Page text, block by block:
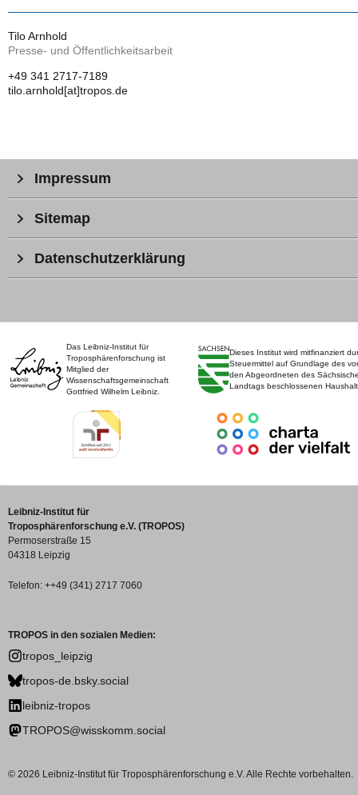
Tilo Arnhold
Presse- und Öffentlichkeitsarbeit
+49 341 2717-7189
tilo.arnhold[at]tropos.de
Das Leibniz-Institut für
Troposphärenforschung ist
Mitglied der
Wissenschaftsgemeinschaft
Gottfried Wilhelm Leibniz.
Dieses Institut wird mitfinanziert
Steuermittel auf Grundlage des
den Abgeordneten des
Landtags beschlossenen
Impressum
Sitemap
Datenschutzerklärung
Leibniz-Institut für
Troposphärenforschung e.V. (TROPOS)
Permoserstraße 15
04318 Leipzig
Telefon: ++49 (341) 2717 7060
TROPOS in den sozialen Medien:
tropos_leipzig
tropos-de.bsky.social
leibniz-tropos
TROPOS@wisskomm.social
© 2026 Leibniz-Institut für Troposphärenforschung e.V. Alle Rechte vorbehalten.